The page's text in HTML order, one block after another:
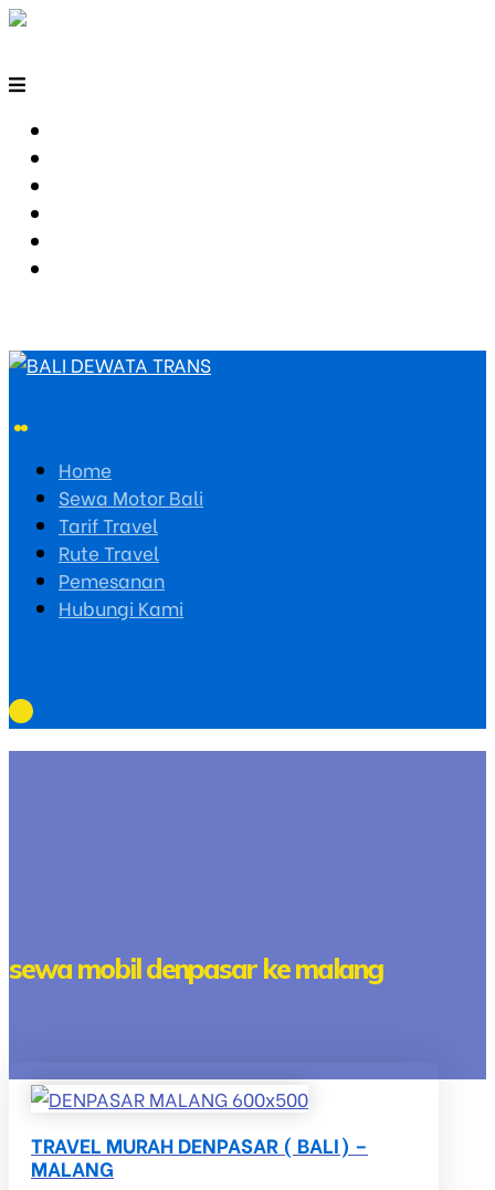
Home
Sewa Motor Bali
Tarif Travel
Rute Travel
Pemesanan
Hubungi Kami
sewa mobil denpasar ke malang
TRAVEL MURAH DENPASAR ( BALI) –
MALANG